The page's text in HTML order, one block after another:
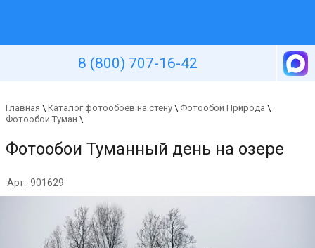
8 (800) 707-16-42
Главная \ Каталог фотообоев на стену \ Фотообои Природа \
Фотообои Туман \
Фотообои Туманный день на озере
Арт.: 901629